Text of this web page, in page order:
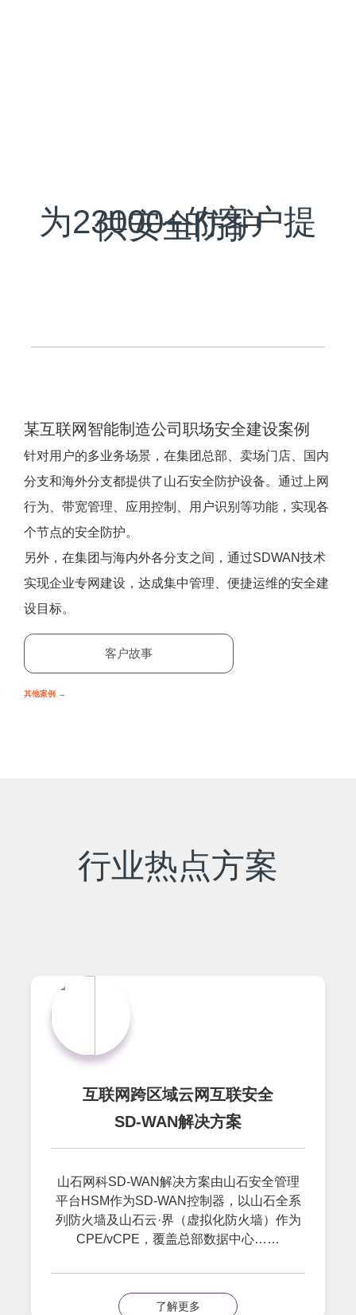
为23000+的客户提
供安全防护
某互联网智能制造公司职场安全建设案例
针对用户的多业务场景，在集团总部、卖场门店、国内
分支和海外分支都提供了山石安全防护设备。通过上网
行为、带宽管理、应用控制、用户识别等功能，实现各
个节点的安全防护。
另外，在集团与海内外各分支之间，通过SDWAN技术
实现企业专网建设，达成集中管理、便捷运维的安全建
设目标。
客户故事
其他案例 →
行业热点方案
互联网跨区域云网互联安全
SD-WAN解决方案
山石网科SD-WAN解决方案由山石安全管理
平台HSM作为SD-WAN控制器，以山石全系
列防火墙及山石云·界（虚拟化防火墙）作为
CPE/vCPE，覆盖总部数据中心……
了解更多